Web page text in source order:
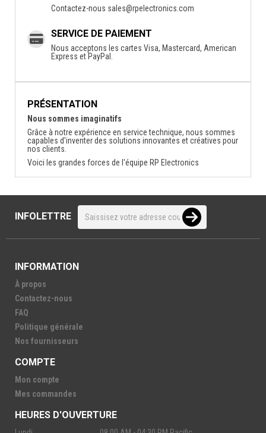
Contactez-nous sales@rpelectronics.com
SERVICE DE PAIEMENT
Nous acceptons les cartes Visa, Mastercard, American
Express et PayPal.
PRÉSENTATION
Nous sommes imaginatifs
Grâce à notre expérience en service technique, nous sommes
capables d'inventer des solutions innovantes et créatives pour
nos clients.
Voici les grandes forces de l'équipe RP Electronics
INFOLETTRE
INFORMATION
À propos
Contactez-nous
FAQ
Politique générale
Nos fournisseurs
COMPTE
Mon compte
Mes commandes
HEURES D'OUVERTURE